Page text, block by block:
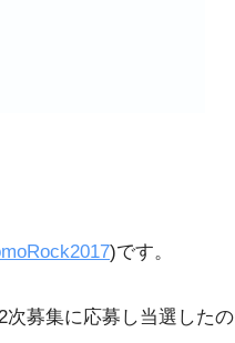
)です。
募集に応募し当選したの